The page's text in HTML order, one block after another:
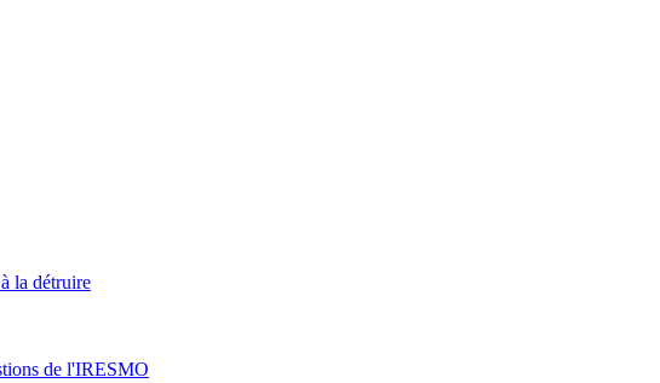
la détruire
de l'IRESMO